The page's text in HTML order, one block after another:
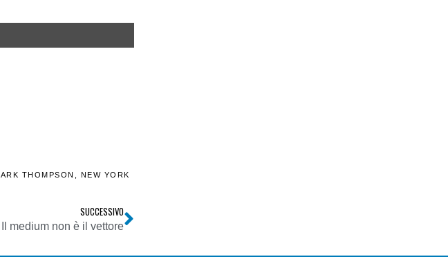
THOMPSON
NEW YORK
SUCCESSIVO
Il medium non è il vettore